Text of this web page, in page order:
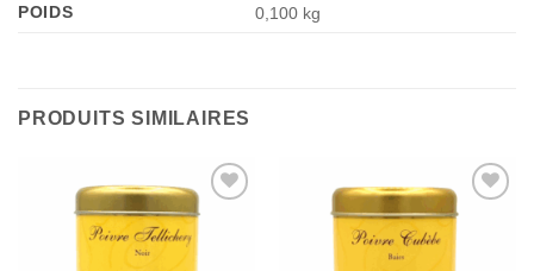
POIDS 0,100 kg
PRODUITS SIMILAIRES
Add to
Add to
Wishlist